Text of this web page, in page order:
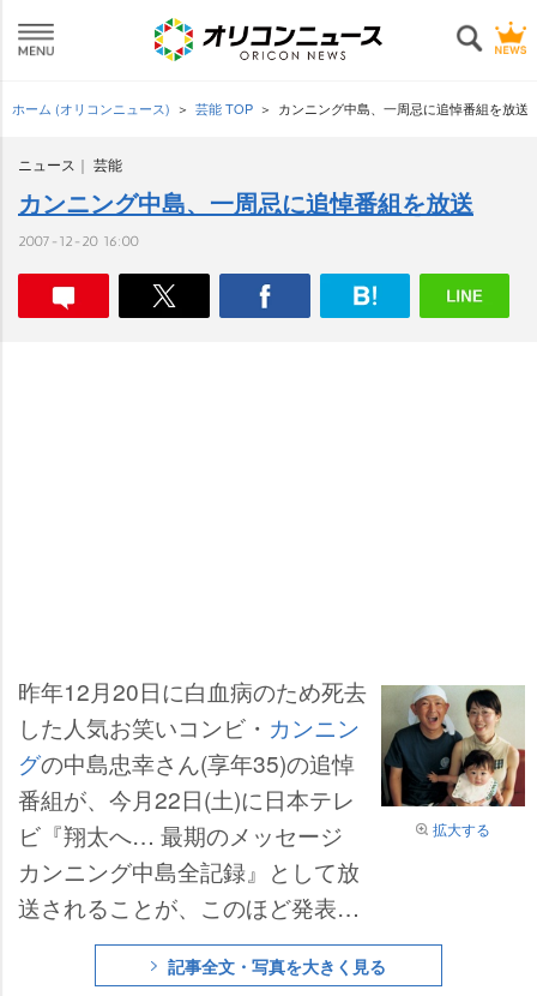
ホーム (オリコンニュース) 芸能 TOP カンニング中島、一周忌に追悼番組を放送
ニュース 芸能
カンニング中島、一周忌に追悼番組を放送
2007-12-20 16:00
拡大する
昨年12月20日に白血病のため死去
した人気お笑いコンビ・ カンニン
グの中島忠幸さん(享年35)の追悼
番組が、今月22日(土)に日本テレ
ビ『翔太へ… 最期のメッセージ
カンニング中島全記録』として放
送されることが、このほど発表さ
れた。およそ700日におよぶ闘病
生活のなかで、中島さんが妻、息
記事全文・写真を大きく見る